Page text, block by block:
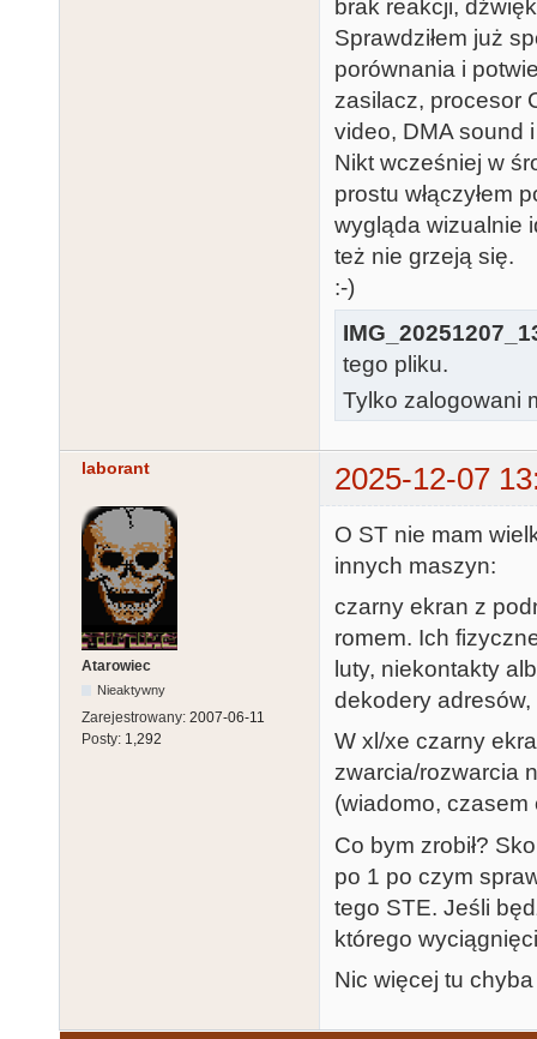
brak reakcji,
Sprawdziłem już
porównania i
zasilacz, procesor
video, DMA sound
Nikt wcześniej w
prostu włączyłem
wygląda wizualnie
też nie grzeją się.
:-)
tego pliku.
Tylko zalogowani
laborant 2025-12-07
Atarowiec
Nieaktywny
Zarejestrowany: 2007-06-11
Posty: 1,292
O ST nie mam
innych maszyn:
czarny ekran z
romem. Ich
luty, niekontakty
dekodery
W xl/xe czarny
zwarcia/rozwarcia
(wiadomo, czasem
Co bym zrobił?
po 1 po czym
tego STE. Jeśli
którego
Nic więcej tu